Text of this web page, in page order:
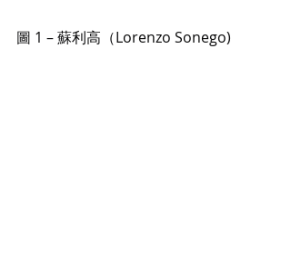
圖 1 – 蘇利高（Lorenzo Sonego)